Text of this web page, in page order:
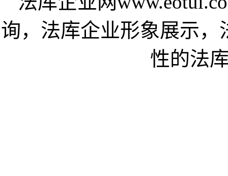
询，法库企业形象展示
性的法